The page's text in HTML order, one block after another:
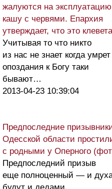
жалуются на
кашу с червями. Епархия
утверждает, что это
Учитывая то что никто
из нас не знает когда умрет
опоздания к Богу таки
бывают…
2013-04-23 10:39:04
Предпоследние
Одесской области
с родными у Оперного
Предпоследний призыв
еще полноценный — и
будут и дедами,